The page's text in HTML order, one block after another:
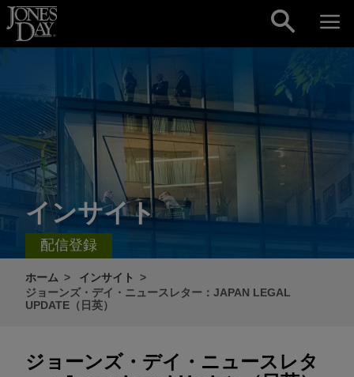
Skip to content
インサイト
配信登録
ホーム
インサイト
ジョーンズ・デイ・ニュースレター：JAPAN LEGAL
UPDATE（日英）
ジョーンズ・デイ・ニュースレタ